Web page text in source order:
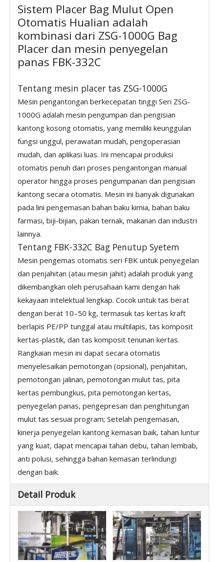
Sistem Placer Bag Mulut Open
Otomatis Hualian adalah
kombinasi dari ZSG-1000G Bag
Placer dan mesin penyegelan
panas FBK-332C
Tentang mesin placer tas ZSG-1000G
Mesin pengantongan berkecepatan tinggi Seri ZSG-
1000G adalah mesin pengumpan dan pengisian
kantong kosong otomatis, yang memiliki keunggulan
fungsi unggul, perawatan mudah, pengoperasian
mudah, dan aplikasi luas. Ini mencapai produksi
otomatis penuh dari proses pengantongan manual
operator hingga proses pengumpanan dan pengisian
kantong secara otomatis. Mesin ini banyak digunakan
pada lini pengemasan bahan baku kimia, bahan baku
farmasi, biji-bijian, pakan ternak, makanan dan industri
lainnya.
Tentang FBK-332C Bag Penutup Syetem
Mesin pengemas otomatis seri FBK untuk penyegelan
dan penjahitan (atau mesin jahit) adalah produk yang
dikembangkan oleh perusahaan kami dengan hak
kekayaan intelektual lengkap. Cocok untuk tas berat
dengan berat 10–50 kg, termasuk tas kertas kraft
berlapis PE/PP tunggal atau multilapis, tas komposit
kertas-plastik, dan tas komposit tenunan kertas.
Rangkaian mesin ini dapat secara otomatis
menyelesaikan pemotongan (opsional), penjahitan,
pemotongan jalinan, pemotongan mulut tas, pita
kertas pembungkus, pita pemotongan kertas,
penyegelan panas, pengepresan dan penghitungan
mulut tas sesuai program; Setelah pengemasan,
kinerja penyegelan kantong kemasan baik, tahan luntur
yang kuat, dapat mencapai tahan debu, tahan lembab,
anti polusi, sehingga bahan kemasan terlindungi
dengan baik.
Detail Produk